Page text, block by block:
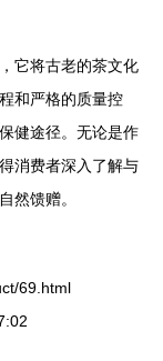
它将古老的茶文化
和严格的质量控
健途径。无论是作
消费者深入了解与
然馈赠。
69.html